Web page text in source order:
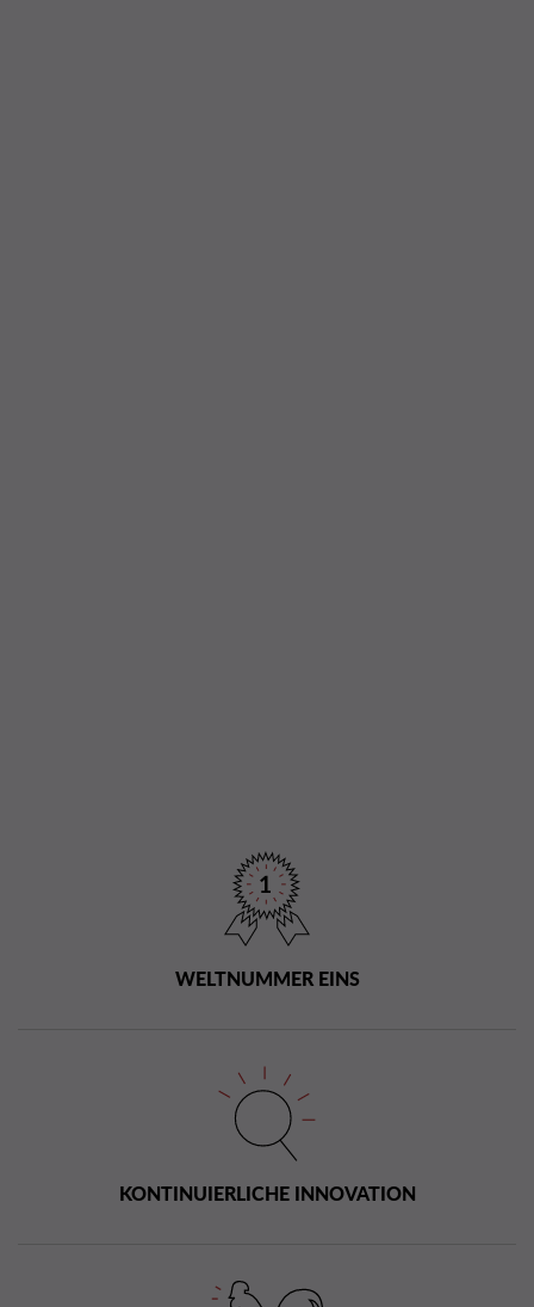
WELTNUMMER EINS
KONTINUIERLICHE INNOVATION